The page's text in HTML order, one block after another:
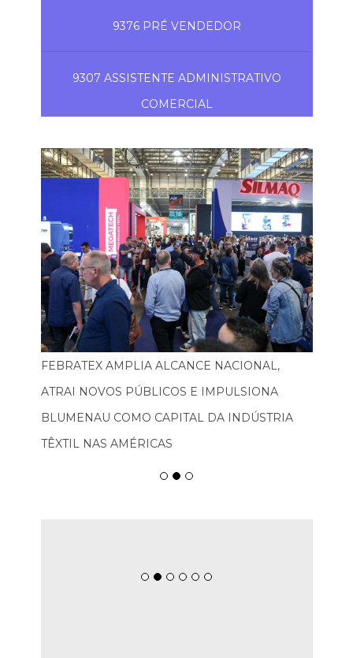
9376 PRÉ VENDEDOR
9307 ASSISTENTE ADMINISTRATIVO
COMERCIAL
FEBRATEX AMPLIA ALCANCE NACIONAL,
ATRAI NOVOS PÚBLICOS E IMPULSIONA
BLUMENAU COMO CAPITAL DA INDÚSTRIA
TÊXTIL NAS AMÉRICAS